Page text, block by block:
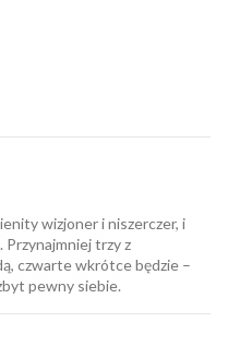
wizjoner i niszerczer, i
Przynajmniej trzy z
czwarte wkrótce będzie –
pewny siebie.